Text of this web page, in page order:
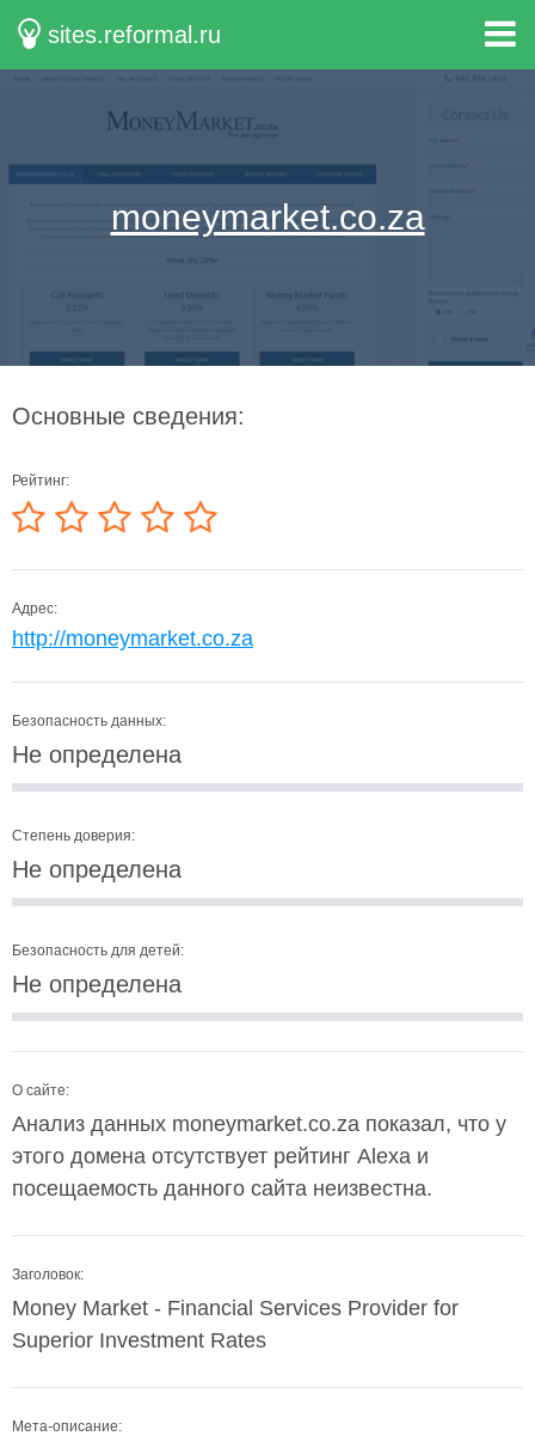
sites.reformal.ru
moneymarket.co.za
Основные сведения:
Рейтинг:
Адрес:
http://moneymarket.co.za
Безопасность данных:
Не определена
Степень доверия:
Не определена
Безопасность для детей:
Не определена
О сайте:
Анализ данных moneymarket.co.za показал, что у
этого домена отсутствует рейтинг Alexa и
посещаемость данного сайта неизвестна.
Заголовок:
Money Market - Financial Services Provider for
Superior Investment Rates
Мета-описание: